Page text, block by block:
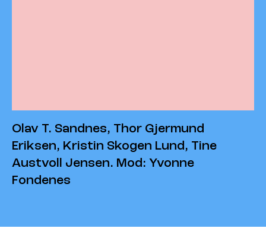
Olav T. Sandnes, Thor Gjermund
Eriksen, Kristin Skogen Lund, Tine
Austvoll Jensen. Mod: Yvonne
Fondenes